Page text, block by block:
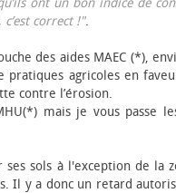
qu’ils ont un bon indice de
correct !".
des aides MAEC (*),
pratiques agricoles en
contre l’érosion.
mais je vous passe
sols à l'exception de la
Il y a donc un retard